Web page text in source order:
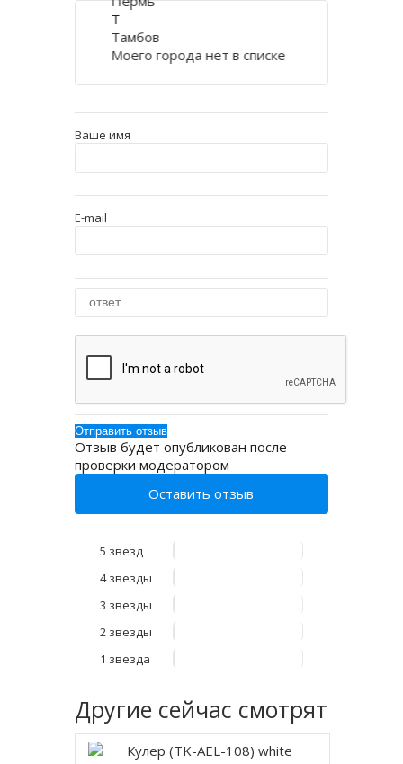
Ваше имя
E-mail
Отзыв будет опубликован после
проверки модератором
Оставить отзыв
5 звезд
4 звезды
3 звезды
2 звезды
1 звезда
Другие сейчас смотрят
Т
Тамбов
Моего города нет в списке